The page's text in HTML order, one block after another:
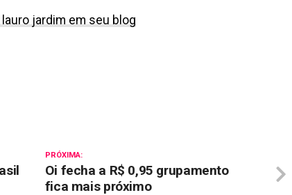
jardim em seu blog
PRÓXIMA:
Oi fecha a R$ 0,95 grupamento
fica mais próximo